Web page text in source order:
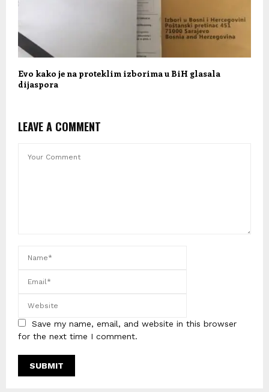
Evo kako je na proteklim izborima u BiH glasala
dijaspora
LEAVE A COMMENT
Save my name, email, and website in this browser
for the next time I comment.